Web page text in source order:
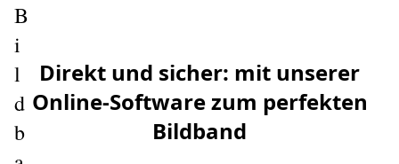
B
i
l
d
b
Direkt und sicher: mit unserer
Online-Software zum perfekten
Bildband